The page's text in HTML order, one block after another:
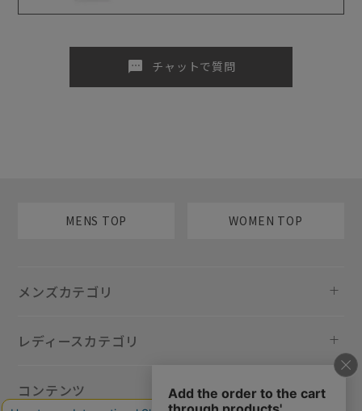
sms チャットで質問
MENS TOP WOMEN TOP
メンズカテゴリ
レディースカテゴリ
コンテンツ